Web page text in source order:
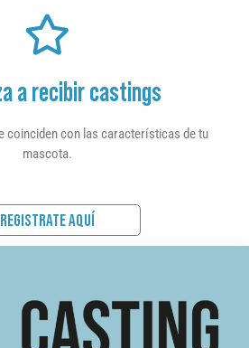
a recibir castings
coinciden con las características de tu
mascota.
REGISTRATE AQUÍ